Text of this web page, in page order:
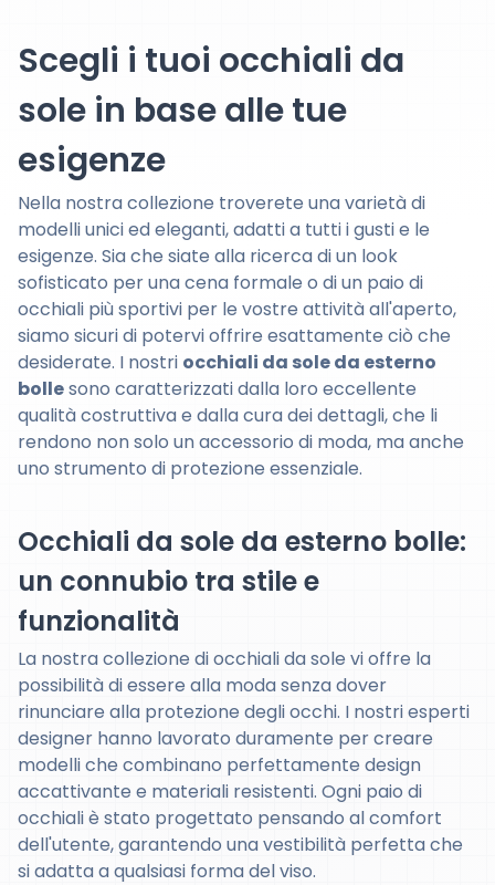
Scegli i tuoi occhiali da
sole in base alle tue
esigenze
Nella nostra collezione troverete una varietà di
modelli unici ed eleganti, adatti a tutti i gusti e le
esigenze. Sia che siate alla ricerca di un look
sofisticato per una cena formale o di un paio di
occhiali più sportivi per le vostre attività all'aperto,
siamo sicuri di potervi offrire esattamente ciò che
desiderate. I nostri occhiali da sole da esterno
bollesono caratterizzati dalla loro eccellente
qualità costruttiva e dalla cura dei dettagli, che li
rendono non solo un accessorio di moda, ma anche
uno strumento di protezione essenziale.
Occhiali da sole da esterno bolle:
un connubio tra stile e
funzionalità
La nostra collezione di occhiali da sole vi offre la
possibilità di essere alla moda senza dover
rinunciare alla protezione degli occhi. I nostri esperti
designer hanno lavorato duramente per creare
modelli che combinano perfettamente design
accattivante e materiali resistenti. Ogni paio di
occhiali è stato progettato pensando al comfort
dell'utente, garantendo una vestibilità perfetta che
si adatta a qualsiasi forma del viso.